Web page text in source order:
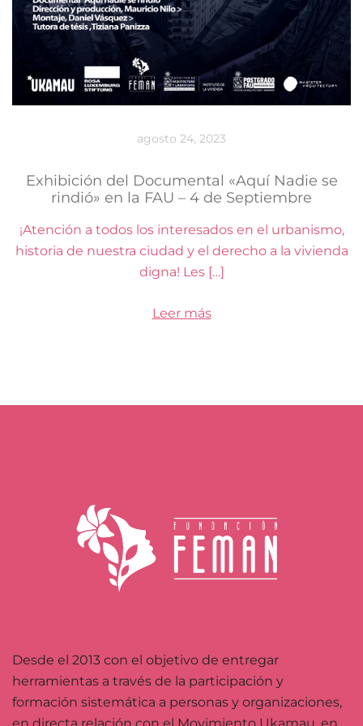
agosto 24, 2023
Exhibición del Documental «Aquí Nadie se
rindió» en la FAU – 4 de Septiembre
¡Atención a todos los interesados en el urbanismo,
historia de nuestra ciudad y el derecho a la vivienda
digna! Les […]
Leer más
Desde el 2013 con el objetivo de entregar
herramientas a través de la participación y
formación sistemática a personas y organizaciones,